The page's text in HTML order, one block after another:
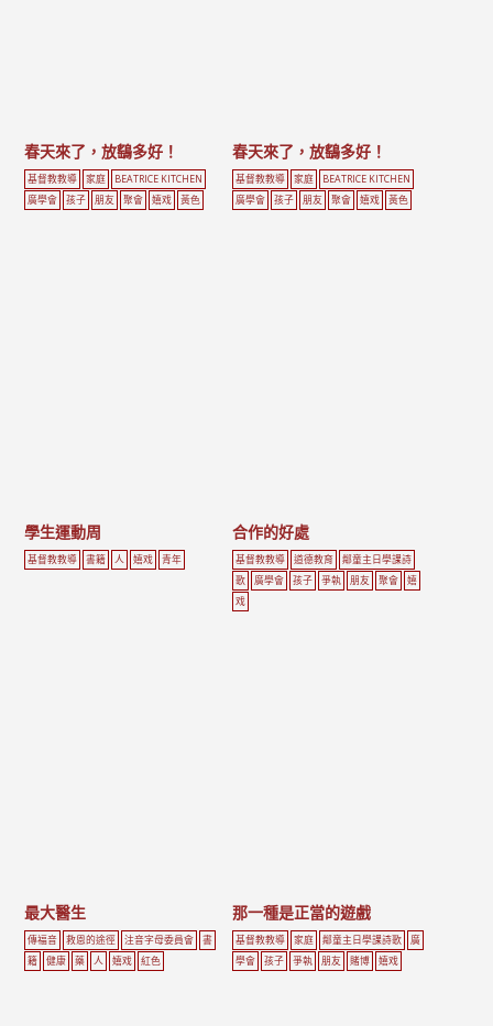
春天來了，放鷂多好！
基督教教導 家庭
BEATRICE KITCHEN
廣學會
孩子 朋友 聚會 嬉戏 黃色
春天來了，放鷂多好！
基督教教導 家庭
BEATRICE KITCHEN
廣學會
孩子 朋友 聚會 嬉戏 黃色
學生運動周
基督教教導 書籍 人 嬉戏 青年
合作的好處
基督教教導 道德教育
鄰童主日學課詩
歌
廣學會 孩子 爭執 朋友 聚會
嬉
戏
最大醫生
傳福音 救恩的途徑 注音字母委員會
書
籍
健康 藥 人 嬉戏 紅色
那一種是正當的遊戲
基督教教導 家庭 鄰童主日學課詩歌
廣
學會
孩子 爭執 朋友 賭博 嬉戏